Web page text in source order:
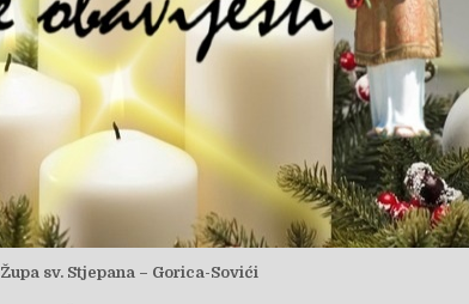
Župa sv. Stjepana – Gorica-Sovići